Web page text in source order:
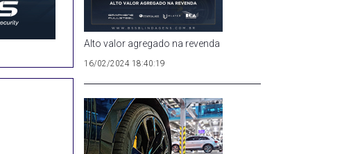
Alto valor agregado na revenda
16/02/2024 18:40:19